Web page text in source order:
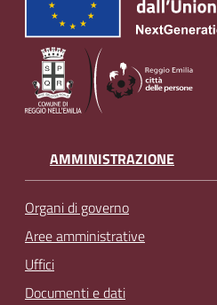
AMMINISTRAZIONE
Organi di governo
Aree amministrative
Uffici
Documenti e dati